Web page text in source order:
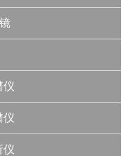
仪
仪
仪